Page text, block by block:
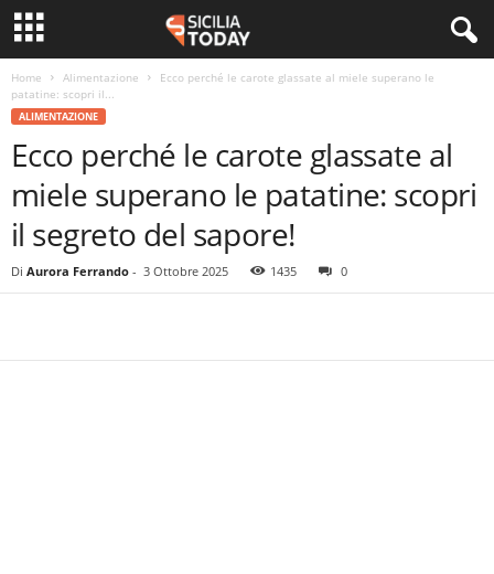
Home Alimentazione
Ecco perché le carote glassate al miele superano le
patatine: scopri il...
ALIMENTAZIONE
Ecco perché le carote glassate al
miele superano le patatine: scopri
il segreto del sapore!
Di Aurora Ferrando - 3 Ottobre 2025 1435 0